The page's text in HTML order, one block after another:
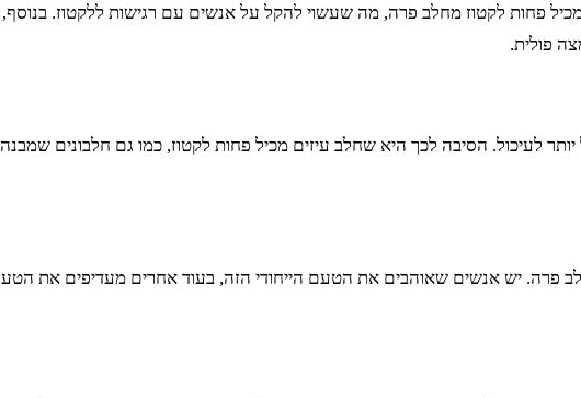
פחות לקטוז מחלב פרה, מה שעשוי להקל על אנשים עם רגישות ללקטוז. בנוסף,
לעיכול. הסיבה לכך היא שחלב עיזים מכיל פחות לקטוז, כמו גם חלבונים
פרה. יש אנשים שאוהבים את הטעם הייחודי הזה, בעוד אחרים מעדיפים את